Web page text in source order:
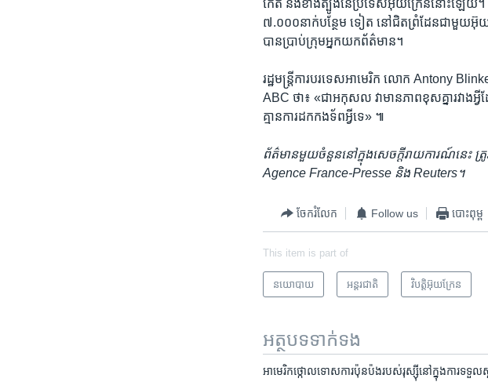
កើត​ និង​ខាង​ត្បូង​នៃ​ប្រទេស​អ៊ុយក្រែន​នោះ​ឡើយ។​ ក្
៧.០០០​នាក់​បន្ថែម ទៀត​ នៅជិត​ព្រំដែន​ជា​មួយ​អ៊ុយ
បានប្រាប់​ក្រុម​អ្នក​យក​ព័ត៌មាន។
រដ្ឋមន្ត្រី​ការបរទេស​អាមេរិក​ លោក Antony
ABC ថា៖​ «ជា​អកុសល​ វា​មាន​ភាព​ខុស​គ្នា​រវា
គ្មាន​ការ​ដក​កងទ័ព​អ្វីទេ» ៕
ព័ត៌មាន​មួយ​ចំនួន​នៅ​ក្នុង​សេចក្ដីរាយការណ៍នេះ ត្
Agence France-Presse និង Reuters។
ចែករំលែក Follow us បោះពុម្ព
This item is part of
នយោបាយ អន្តរជាតិ វិបត្តិអ៊ុយក្រែន
អត្ថបទ​ទាក់ទង
អាមេរិក​ថ្កោលទោស​ការ​ប៉ុនប៉ង​របស់​រុស្ស៊ី​នៅក្នុង​ការ​ទទួល​ស្